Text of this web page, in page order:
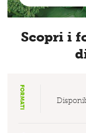
Scopri i
FORMATI